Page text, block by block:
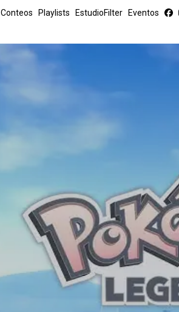
Conteos Playlists EstudioFilter Eventos